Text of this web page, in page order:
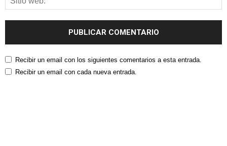
Recibir un email con los siguientes comentarios a esta entrada.
Recibir un email con cada nueva entrada.